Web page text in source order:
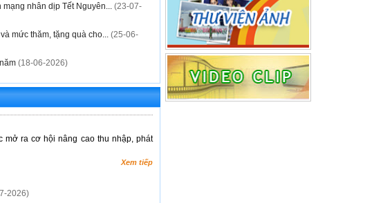
nhân dịp Tết Nguyên... (23-07-
mức thăm, tặng quà cho... (25-06-
(18-06-2026)
mở ra cơ hội nâng cao thu nhập, phát
Xem tiếp
2026)